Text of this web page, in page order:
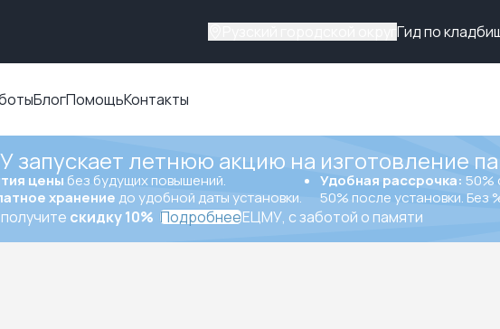
Гид по
БлогПомощьКонтакты
летнюю акцию на изготовление
цены без будущих повышений.
хранение до удобной даты установки.
Удобная рассрочка: 50%
50% после установки. Без
скидку 10% ПодробнееЕЦМУ, с заботой о памяти